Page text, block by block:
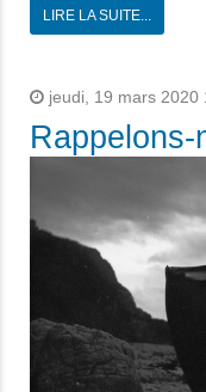
LIRE LA SUITE...
jeudi, 19 mars 2020